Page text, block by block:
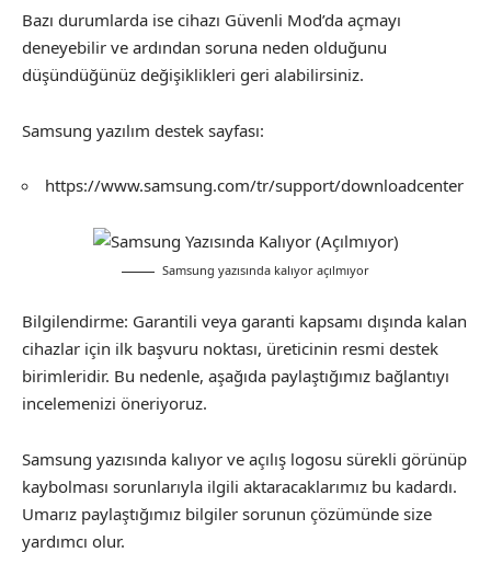
Bazı durumlarda ise cihazı Güvenli Mod’da açmayı
deneyebilir ve ardından soruna neden olduğunu
düşündüğünüz değişiklikleri geri alabilirsiniz.
Samsung yazılım destek sayfası:
https://www.samsung.com/tr/support/downloadcenter
Samsung yazısında kalıyor açılmıyor
Bilgilendirme: Garantili veya garanti kapsamı dışında kalan
cihazlar için ilk başvuru noktası, üreticinin resmi destek
birimleridir. Bu nedenle, aşağıda paylaştığımız bağlantıyı
incelemenizi öneriyoruz.
Samsung yazısında kalıyor ve açılış logosu sürekli görünüp
kaybolması sorunlarıyla ilgili aktaracaklarımız bu kadardı.
Umarız paylaştığımız bilgiler sorunun çözümünde size
yardımcı olur.